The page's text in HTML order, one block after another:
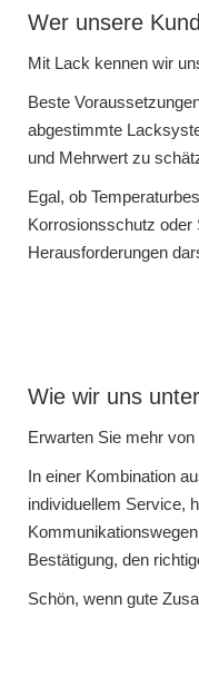
Wer unsere
Mit Lack kennen wir
Beste
abgestimmte
und Mehrwert zu
Egal, ob
Korrosionsschutz oder
Herausforderungen
Wie wir uns
Erwarten Sie mehr
In einer Kombination
individuellem Service,
Bestätigung, den
Schön, wenn gute